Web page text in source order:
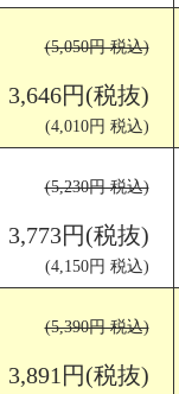
(5,050円 税込)
3,646円(税抜)
(4,010円 税込)
(5,230円 税込)
3,773円(税抜)
(4,150円 税込)
(5,390円 税込)
3,891円(税抜)